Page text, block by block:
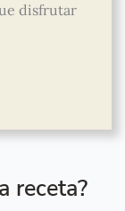
disfrutar
receta?